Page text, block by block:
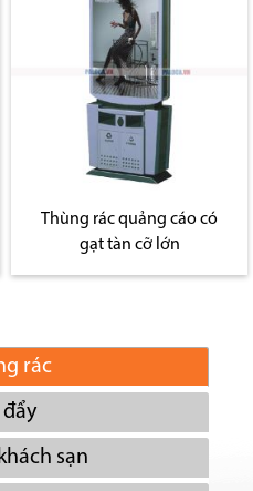
Thùng rác quảng cáo có
gạt tàn cỡ lớn
rác
đẩy
sạn